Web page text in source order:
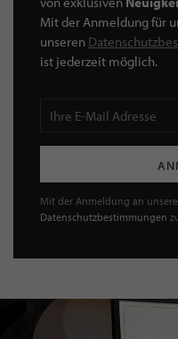
Mit der Anmeldung für
unseren
ist jederzeit möglich.
Mit der Anmeldung an
Datenschutzbestimmungen